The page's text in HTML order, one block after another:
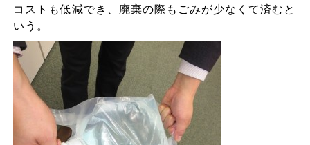
コストも低減でき、廃棄の際もごみが少なくて済むと
いう。